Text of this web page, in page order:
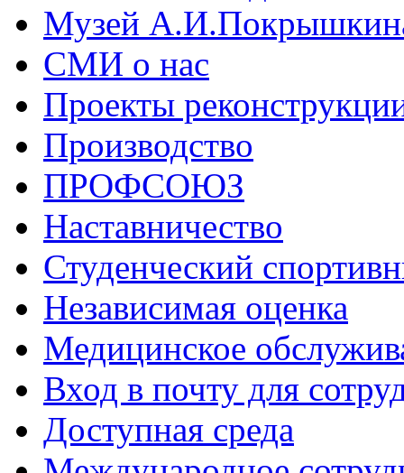
Музей
СМИ о нас
Проекты
Производство
ПРОФСОЮЗ
Наставничество
Студенческий
Независимая оценка
Медицинское
Вход в почту для
Доступная среда